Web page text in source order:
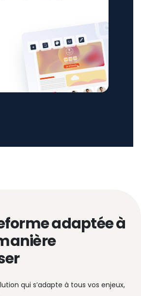
adaptée à
qui s’adapte à tous vos enjeux,